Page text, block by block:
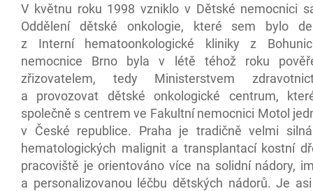
V květnu roku 1998 vzniklo v Dětské nemocnici
Oddělení dětské onkologie, které sem bylo
z Interní hematoonkologické kliniky z
nemocnice Brno byla v létě téhož roku
zřizovatelem, tedy Ministerstvem
a provozovat dětské onkologické centrum,
společně s centrem ve Fakultní nemocnici Motol
v České republice. Praha je tradičně velmi
hematologických malignit a transplantací kostní
pracoviště je orientováno více na solidní nádory,
a personalizovanou léčbu dětských nádorů. Je